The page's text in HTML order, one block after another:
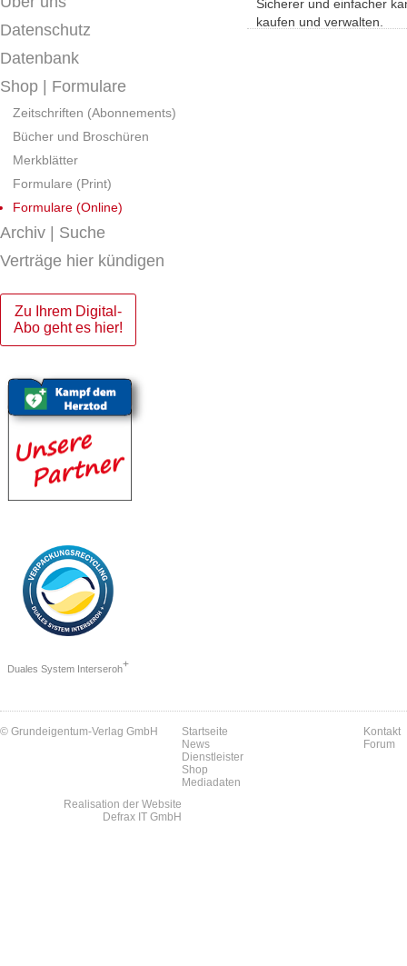
Datenschutz
Datenbank
Shop | Formulare
Zeitschriften (Abonnements)
Bücher und Broschüren
Merkblätter
Formulare (Print)
Formulare (Online)
Archiv | Suche
Verträge hier kündigen
Zu Ihrem Digital-
Abo geht es hier!
Duales System Interseroh+
Sicherer und einfacher
kaufen und verwalten.
© Grundeigentum-Verlag GmbH
Startseite
News
Dienstleister
Shop
Mediadaten
Kontakt
Forum
Realisation der Website
Defrax IT GmbH